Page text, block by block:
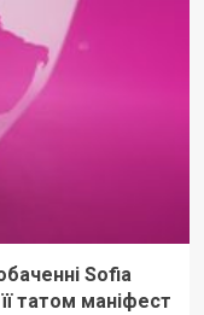
Sofia
татом маніфест